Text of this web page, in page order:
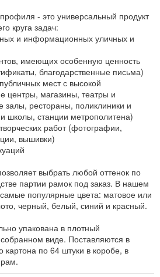
- это универсальный продукт
круга задач:
и информационных уличных и
имеющих особенную ценность
благодарственные письма)
мест с высокой
центры, магазины, театры и
залы, рестораны, поликлиники и
школы, станции метрополитена)
работ (фотографии,
вышивки)
выбрать любой оттенок по
партии рамок под заказ. В нашем
популярные цвета: матовое или
черный, белый, синий и красный.
упакована в плотный
виде. Поставляются в
картона по 64 штуки в коробе, в